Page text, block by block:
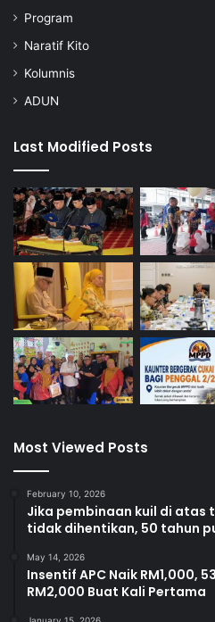
Program
Naratif Kito
Kolumnis
ADUN
Last Modified Posts
Most Viewed Posts
February 10, 2026
Jika pembinaan kuil di atas
tidak dihentikan, 50 tahun
May 14, 2026
Insentif APC Naik RM1,000,
RM2,000 Buat Kali Pertama